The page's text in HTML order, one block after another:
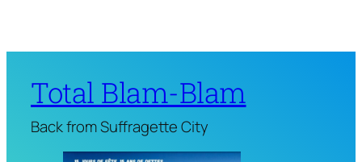
Total Blam-Blam
Back from Suffragette City